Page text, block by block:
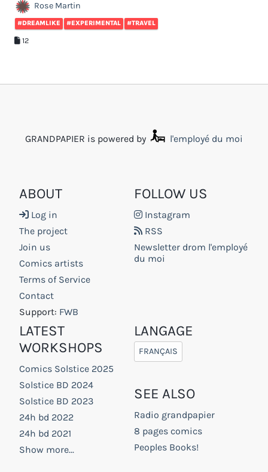
Rose Martin
#DREAMLIKE #EXPERIMENTAL #TRAVEL
12
GRANDPAPIER is powered by l'employé du moi
ABOUT
Log in
The project
Join us
Comics artists
Terms of Service
Contact
Support: FWB
FOLLOW US
Instagram
RSS
Newsletter drom l'employé
du moi
LATEST
WORKSHOPS
Comics Solstice 2025
Solstice BD 2024
Solstice BD 2023
24h bd 2022
24h bd 2021
Show more...
LANGAGE
FRANÇAIS
SEE ALSO
Radio grandpapier
8 pages comics
Peoples Books!